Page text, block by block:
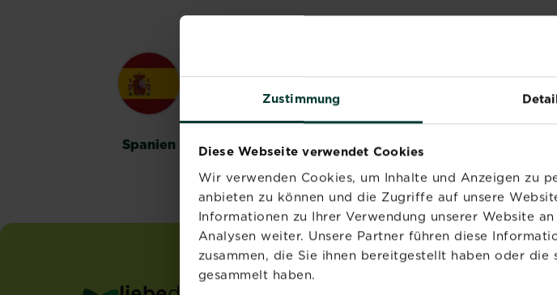
Zustimmung
Diese Webseite verwendet Cookies
Wir verwenden Cookies, um Inhalte und Anzeigen zu
anbieten zu können und die Zugriffe auf unsere
Informationen zu Ihrer Verwendung unserer Website
Analysen weiter. Unsere Partner führen diese
zusammen, die Sie ihnen bereitgestellt haben oder die
gesammelt haben.
Spanien Schweden